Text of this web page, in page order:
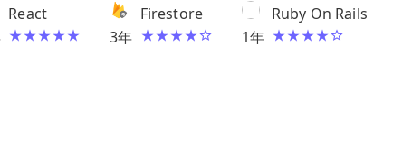
React
3年
Firestore
1年
Ruby On Rails